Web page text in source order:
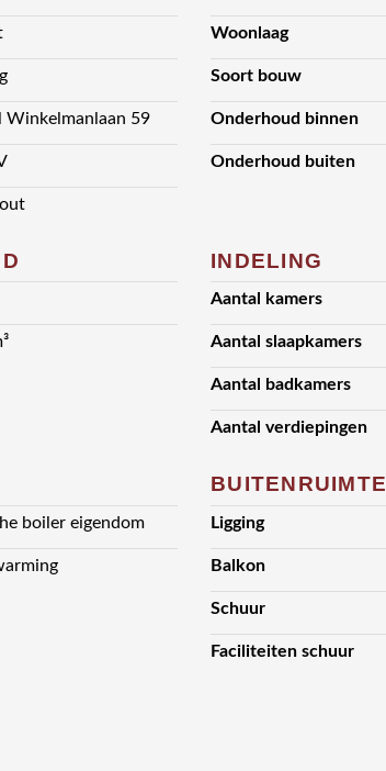
Winkelmanlaan 59
Woonlaag
Soort bouw
Onderhoud binnen
Onderhoud buiten
INDELING
Aantal kamers
Aantal slaapkamers
Aantal badkamers
Aantal verdiepingen
boiler eigendom
BUITENRUIMTE
Ligging
Balkon
Schuur
Faciliteiten schuur